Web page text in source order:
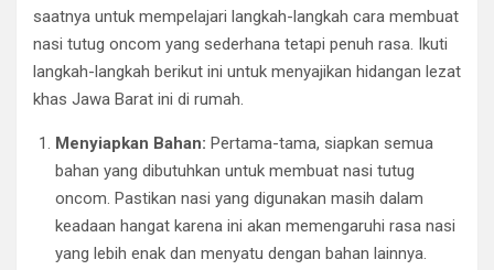
saatnya untuk mempelajari langkah-langkah cara membuat
nasi tutug oncom yang sederhana tetapi penuh rasa. Ikuti
langkah-langkah berikut ini untuk menyajikan hidangan lezat
khas Jawa Barat ini di rumah.
Menyiapkan Bahan: Pertama-tama, siapkan semua
bahan yang dibutuhkan untuk membuat nasi tutug
oncom. Pastikan nasi yang digunakan masih dalam
keadaan hangat karena ini akan memengaruhi rasa nasi
yang lebih enak dan menyatu dengan bahan lainnya.